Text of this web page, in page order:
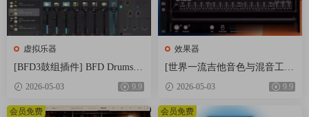
legit version.
* With the special R2R magic, our installation is 8GB
less than legit one in full (VST/VST3/AAX)
虚拟乐器
[BFD3鼓组插件] BFD Drums B
FD3 v3.5.0.49-R2R [WiN]（60.
2026-05-03 9.9
效果器
[世界一流吉他音色与混音工具
全套合集] STL Tones Bundle v
2026.04 [WiN, MacOSX]（1.48
GB+3.34GB）
2026-05-03 9.9
会员免费 会员免费